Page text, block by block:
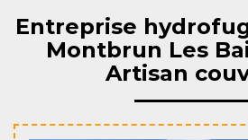
Entreprise
Montbrun Les
Artisan